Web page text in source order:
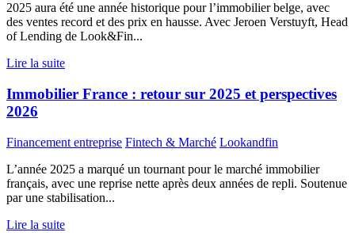
2025 aura été une année historique pour l’immobilier belge, avec
des ventes record et des prix en hausse. Avec Jeroen Verstuyft, Head
of Lending de Look&Fin...
Lire la suite
Immobilier France : retour sur 2025 et perspectives
2026
Financement entreprise Fintech & Marché Lookandfin
L’année 2025 a marqué un tournant pour le marché immobilier
français, avec une reprise nette après deux années de repli. Soutenue
par une stabilisation...
Lire la suite